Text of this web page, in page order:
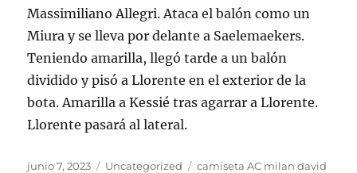
Massimiliano Allegri. Ataca el balón como un
Miura y se lleva por delante a Saelemaekers.
Teniendo amarilla, llegó tarde a un balón
dividido y pisó a Llorente en el exterior de la
bota. Amarilla a Kessié tras agarrar a Llorente.
Llorente pasará al lateral.
Publicado
junio 7, 2023 Categorías
Uncategorized Etiquetas
camiseta AC milan david